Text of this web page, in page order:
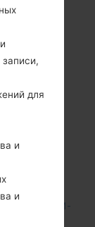
20
SamsungSM-
для
и
и